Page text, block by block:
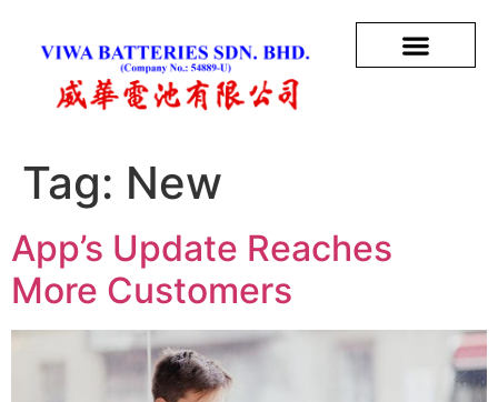
Tag: New
App’s Update Reaches
More Customers